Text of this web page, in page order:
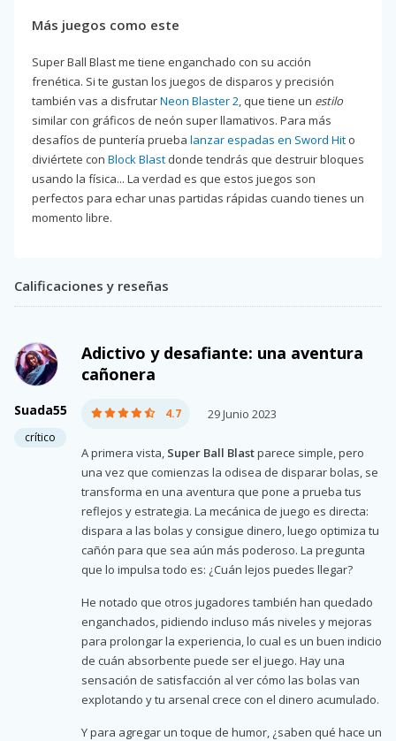
Más juegos como este
Super Ball Blast me tiene enganchado con su acción
frenética. Si te gustan los juegos de disparos y precisión
también vas a disfrutarNeon Blaster 2, que tiene un estilo
similar con gráficos de neón super llamativos. Para más
desafíos de puntería prueba lanzar espadas en Sword Hit o
diviértete con Block Blast donde tendrás que destruir bloques
usando la física... La verdad es que estos juegos son
perfectos para echar unas partidas rápidas cuando tienes un
momento libre.
Calificaciones y reseñas
Suada55
crítico
Adictivo y desafiante: una aventura
cañonera
4.7 29 Junio 2023
A primera vista, Super Ball Blastparece simple, pero
una vez que comienzas la odisea de disparar bolas, se
transforma en una aventura que pone a prueba tus
reflejos y estrategia. La mecánica de juego es directa:
dispara a las bolas y consigue dinero, luego optimiza tu
cañón para que sea aún más poderoso. La pregunta
que lo impulsa todo es: ¿Cuán lejos puedes llegar?
He notado que otros jugadores también han quedado
enganchados, pidiendo incluso más niveles y mejoras
para prolongar la experiencia, lo cual es un buen indicio
de cuán absorbente puede ser el juego. Hay una
sensación de satisfacción al ver cómo las bolas van
explotando y tu arsenal crece con el dinero acumulado.
Y para agregar un toque de humor, ¿saben qué hace un